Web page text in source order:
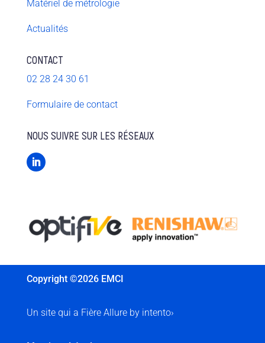
Matériel de métrologie
Actualités
CONTACT
02 28 24 30 61
Formulaire de contact
NOUS SUIVRE SUR LES RÉSEAUX
Copyright ©2026 EMCI
Un site qui a Fière Allureby intento›